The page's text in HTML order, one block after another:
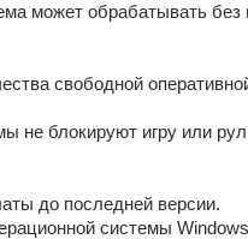
может обрабатывать без
не блокируют игру или
до последней версии.
системы